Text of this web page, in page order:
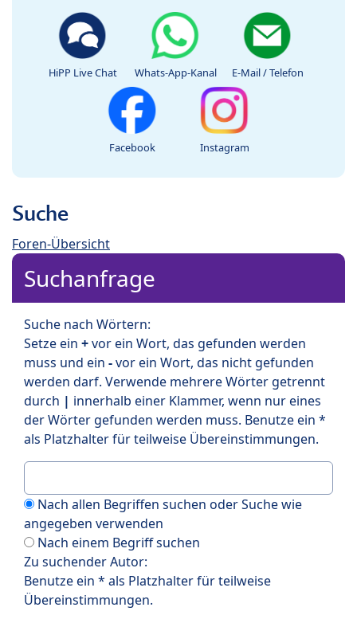
HiPP Live Chat Whats-App-Kanal E-Mail / Telefon
Facebook Instagram
Suche
Foren-Übersicht
Suchanfrage
Suche nach Wörtern:
Setze ein +vor ein Wort, das gefunden werden
muss und ein -vor ein Wort, das nicht gefunden
werden darf. Verwende mehrere Wörter getrennt
durch | innerhalb einer Klammer, wenn nur eines
der Wörter gefunden werden muss. Benutze ein *
als Platzhalter für teilweise Übereinstimmungen.
Nach allen Begriffen suchen oder Suche wie
angegeben verwenden
Nach einem Begriff suchen
Zu suchender Autor:
Benutze ein * als Platzhalter für teilweise
Übereinstimmungen.